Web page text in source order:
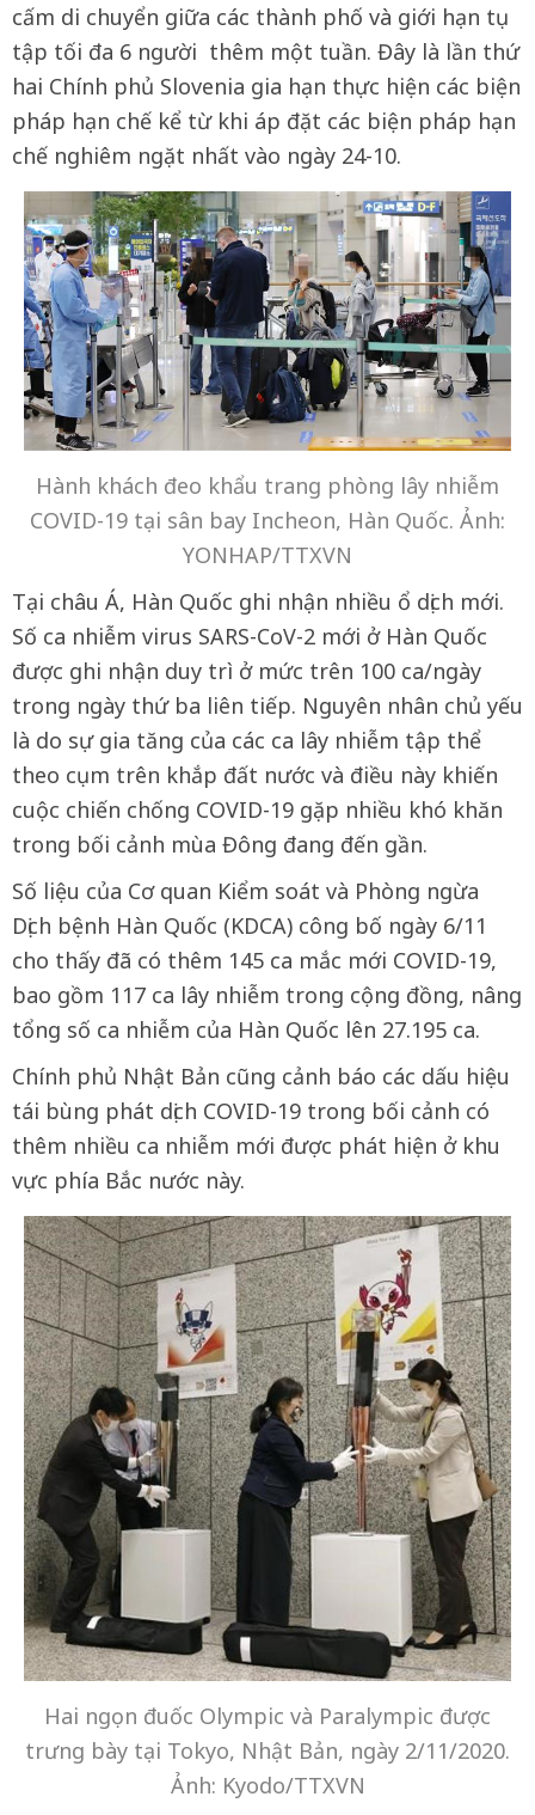
cấm di chuyển giữa các thành phố và giới hạn tụ
tập tối đa 6 người thêm một tuần. Đây là lần thứ
hai Chính phủ Slovenia gia hạn thực hiện các biện
pháp hạn chế kể từ khi áp đặt các biện pháp hạn
chế nghiêm ngặt nhất vào ngày 24-10.
Hành khách đeo khẩu trang phòng lây nhiễm
COVID-19 tại sân bay Incheon, Hàn Quốc. Ảnh:
YONHAP/TTXVN
Tại châu Á, Hàn Quốc ghi nhận nhiều ổ dịch mới.
Số ca nhiễm virus SARS-CoV-2 mới ở Hàn Quốc
được ghi nhận duy trì ở mức trên 100 ca/ngày
trong ngày thứ ba liên tiếp. Nguyên nhân chủ yếu
là do sự gia tăng của các ca lây nhiễm tập thể
theo cụm trên khắp đất nước và điều này khiến
cuộc chiến chống COVID-19 gặp nhiều khó khăn
trong bối cảnh mùa Đông đang đến gần.
Số liệu của Cơ quan Kiểm soát và Phòng ngừa
Dịch bệnh Hàn Quốc (KDCA) công bố ngày 6/11
cho thấy đã có thêm 145 ca mắc mới COVID-19,
bao gồm 117 ca lây nhiễm trong cộng đồng, nâng
tổng số ca nhiễm của Hàn Quốc lên 27.195 ca.
Chính phủ Nhật Bản cũng cảnh báo các dấu hiệu
tái bùng phát dịch COVID-19 trong bối cảnh có
thêm nhiều ca nhiễm mới được phát hiện ở khu
vực phía Bắc nước này.
Hai ngọn đuốc Olympic và Paralympic được
trưng bày tại Tokyo, Nhật Bản, ngày 2/11/2020.
Ảnh: Kyodo/TTXVN